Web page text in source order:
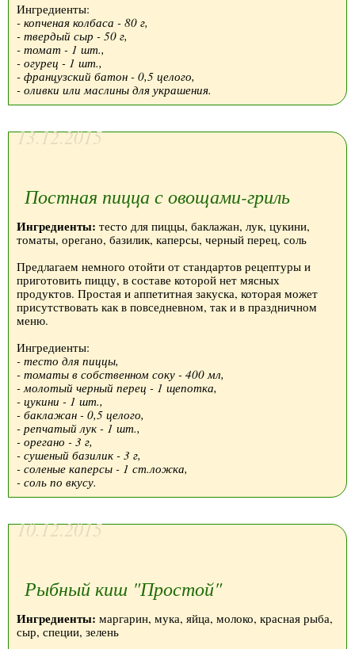
Ингредиенты:
- копченая колбаса - 80 г,
- твердый сыр - 50 г,
- томат - 1 шт.,
- огурец - 1 шт.,
- французский батон - 0,5 целого,
- оливки или маслины для украшения.
13.12.2015
Постная пицца с овощами-гриль
Ингредиенты: тесто для пиццы, баклажан, лук, цукини,
томаты, орегано, базилик, каперсы, черный перец, соль
Предлагаем немного отойти от стандартов рецептуры и
приготовить пиццу, в составе которой нет мясных
продуктов. Простая и аппетитная закуска, которая может
присутствовать как в повседневном, так и в праздничном
меню.
Ингредиенты:
- тесто для пиццы,
- томаты в собственном соку - 400 мл,
- молотый черный перец - 1 щепотка,
- цукини - 1 шт.,
- баклажан - 0,5 целого,
- репчатый лук - 1 шт.,
- орегано - 3 г,
- сушеный базилик - 3 г,
- соленые каперсы - 1 ст.ложка,
- соль по вкусу.
10.12.2015
Рыбный киш "Простой"
Ингредиенты: маргарин, мука, яйца, молоко, красная рыба,
сыр, специи, зелень